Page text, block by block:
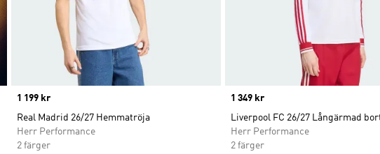
Price
1 199 kr
Real Madrid 26/27 Hemmatröja
Herr Performance
2 färger
Price
1 349 kr
Liverpool FC 26/27 Långärmad
Herr Performance
2 färger